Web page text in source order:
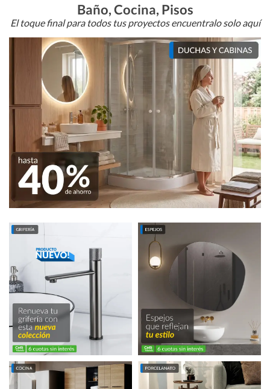
Baño, Cocina, Pisos
El toque final para todos tus proyectos encuentralo solo aquí